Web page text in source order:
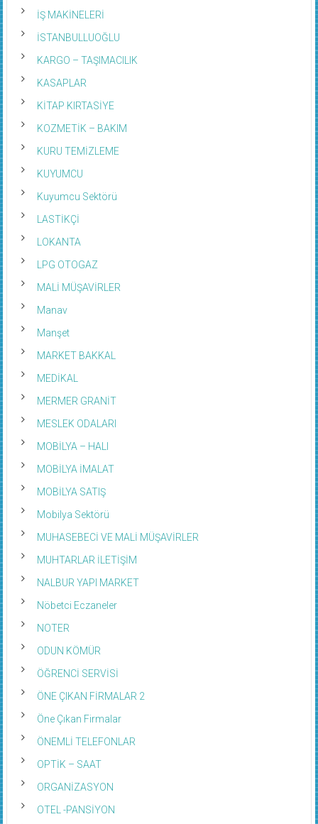
İŞ MAKİNELERİ
İSTANBULLUOĞLU
KARGO – TAŞIMACILIK
KASAPLAR
KİTAP KIRTASİYE
KOZMETİK – BAKIM
KURU TEMİZLEME
KUYUMCU
Kuyumcu Sektörü
LASTİKÇİ
LOKANTA
LPG OTOGAZ
MALİ MÜŞAVİRLER
Manav
Manşet
MARKET BAKKAL
MEDİKAL
MERMER GRANİT
MESLEK ODALARI
MOBİLYA – HALI
MOBİLYA İMALAT
MOBİLYA SATIŞ
Mobilya Sektörü
MUHASEBECİ VE MALİ MÜŞAVİRLER
MUHTARLAR İLETİŞİM
NALBUR YAPI MARKET
Nöbetci Eczaneler
NOTER
ODUN KÖMÜR
ÖĞRENCİ SERVİSİ
ÖNE ÇIKAN FİRMALAR 2
Öne Çıkan Firmalar
ÖNEMLİ TELEFONLAR
OPTİK – SAAT
ORGANİZASYON
OTEL -PANSİYON